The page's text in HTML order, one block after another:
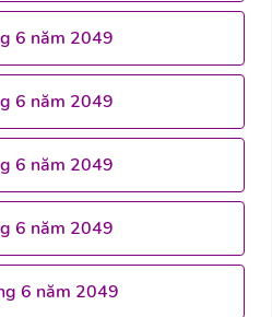
6 năm 2049
6 năm 2049
6 năm 2049
6 năm 2049
6 năm 2049